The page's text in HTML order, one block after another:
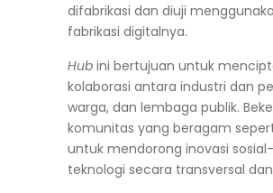
difabrikasi dan diuji
fabrikasi digitalnya.
Hub ini bertujuan untuk
kolaborasi antara industri dan
warga, dan lembaga publik.
komunitas yang beragam
untuk mendorong inovasi
teknologi secara transversal